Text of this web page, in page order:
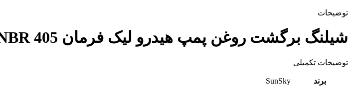
NBR
عدد
توضیحات
شیلنگ برگشت روغن پمپ هیدرو لیک فرمان 405 SUNSKY NBR
توضیحات تکمیلی
برند SunSky